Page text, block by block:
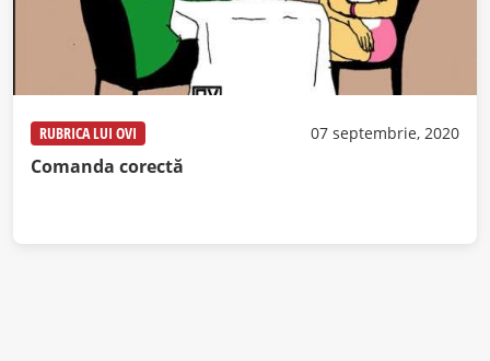
RUBRICA LUI OVI 07 septembrie, 2020
Comanda corectă